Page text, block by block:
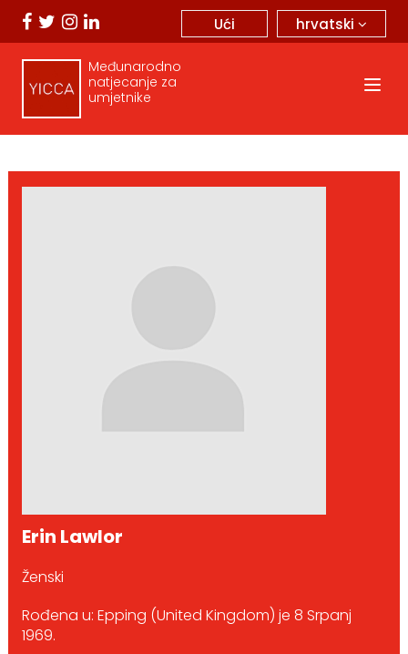
hrvatski
Ući
Međunarodno
natjecanje za
umjetnike
Erin Lawlor
Ženski
Rođena u: Epping (United Kingdom) je 8 Srpanj
1969.